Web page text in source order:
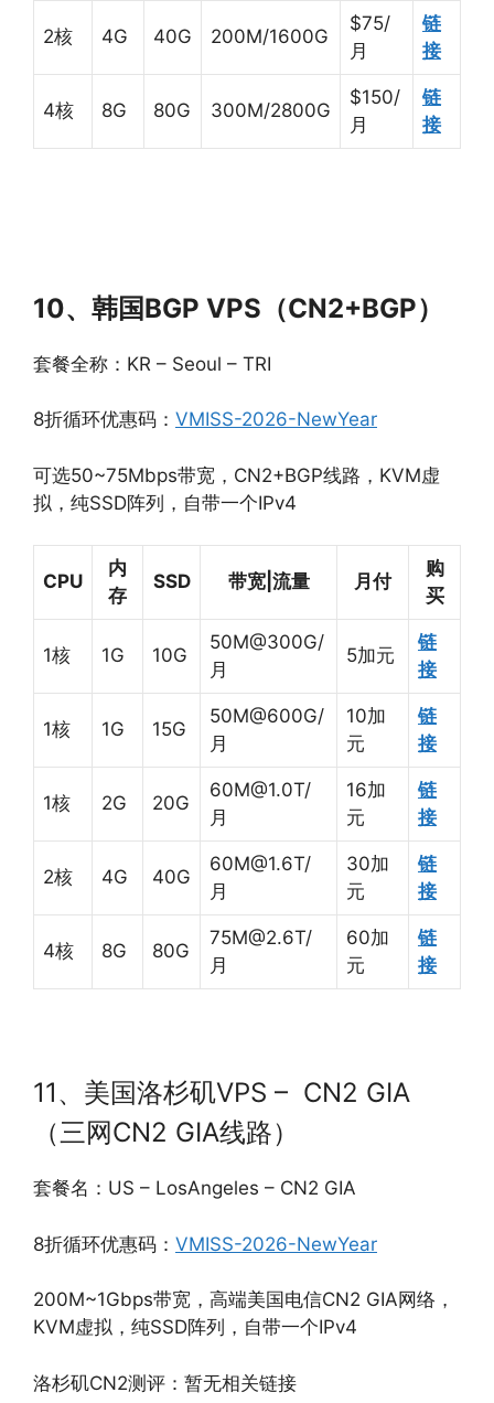
2核 4G 40G 200M/1600G
$75/
月
链
接
4核 8G 80G 300M/2800G
$150/
月
链
接
10、韩国BGP VPS（CN2+BGP）
套餐全称：KR – Seoul – TRI
8折循环优惠码： VMISS-2026-NewYear
可选50~75Mbps带宽，CN2+BGP线路，KVM虚
拟，纯SSD阵列，自带一个IPv4
CPU
内
存
SSD 带宽|流量 月付
购
买
1核 1G 10G
50M@300G/
月
5加元
链
接
1核 1G 15G
50M@600G/
月
10加
元
链
接
1核 2G 20G
60M@1.0T/
月
16加
元
链
接
2核 4G 40G
60M@1.6T/
月
30加
元
链
接
4核 8G 80G
75M@2.6T/
月
60加
元
链
接
11、美国洛杉矶VPS – CN2 GIA
（三网CN2 GIA线路）
套餐名：US – LosAngeles – CN2 GIA
8折循环优惠码： VMISS-2026-NewYear
200M~1Gbps带宽，高端美国电信CN2 GIA网络，
KVM虚拟，纯SSD阵列，自带一个IPv4
洛杉矶CN2测评：暂无相关链接